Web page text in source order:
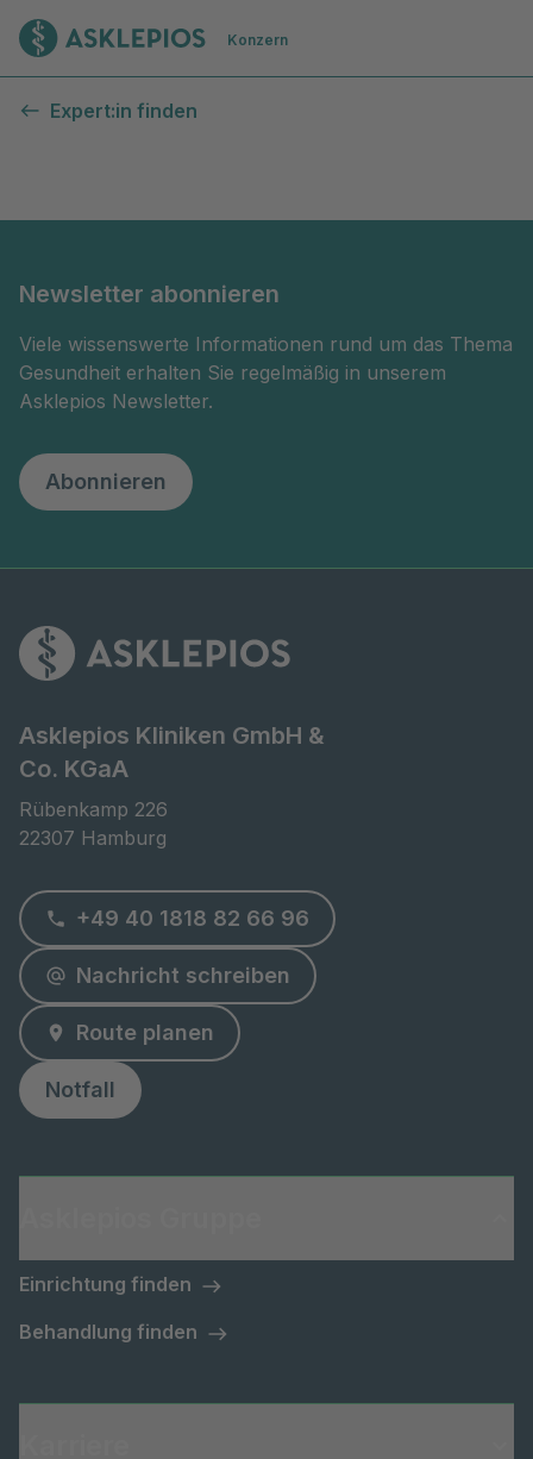
Zur Startseite
Konzern
Expert:in finden
Newsletter abonnieren
Viele wissenswerte Informationen rund um das Thema
Gesundheit erhalten Sie regelmäßig in unserem
Asklepios Newsletter.
Abonnieren
Asklepios Kliniken GmbH &
Co. KGaA
Rübenkamp 226
22307 Hamburg
+49 40 1818 82 66 96
Nachricht schreiben
Route planen
Notfall
Einrichtung finden
Behandlung finden